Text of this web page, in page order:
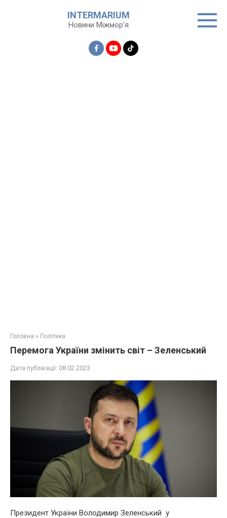
INTERMARIUM
Новини Міжмор'я
Головна » Політика
Перемога України змінить світ – Зеленський
Дата публікації: 08.02.2023
Президент України Володимир Зеленський у